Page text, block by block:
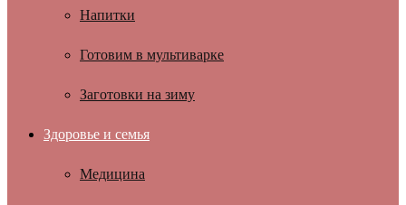
Напитки
Готовим в мультиварке
Заготовки на зиму
Здоровье и семья
Медицина